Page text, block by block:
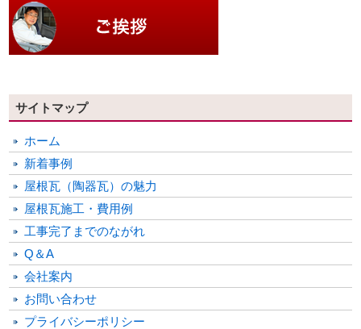
サイトマップ
ホーム
新着事例
屋根瓦（陶器瓦）の魅力
屋根瓦施工・費用例
工事完了までのながれ
Q＆A
会社案内
お問い合わせ
プライバシーポリシー